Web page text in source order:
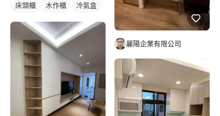
床頭櫃 木作櫃 冷氣盒
麗陽企業有限公司